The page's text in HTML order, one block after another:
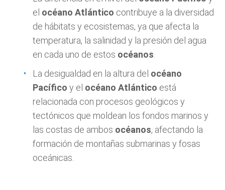
el océano Atlántico contribuye a la diversidad
de hábitats y ecosistemas, ya que afecta la
temperatura, la salinidad y la presión del agua
en cada uno de estos océanos
La desigualdad en la altura del océano
Pacífico y el océano Atlántico está
relacionada con procesos geológicos y
tectónicos que moldean los fondos marinos y
las costas de ambos océanos, afectando la
formación de montañas submarinas y fosas
oceánicas.